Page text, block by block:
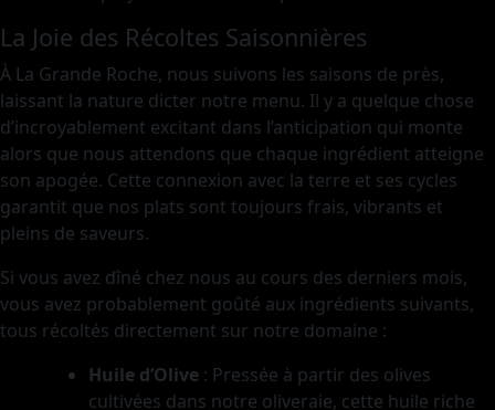
La Joie des Récoltes Saisonnières
À La Grande Roche, nous suivons les saisons de près,
laissant la nature dicter notre menu. Il y a quelque chose
d’incroyablement excitant dans l’anticipation qui monte
alors que nous attendons que chaque ingrédient atteigne
son apogée. Cette connexion avec la terre et ses cycles
garantit que nos plats sont toujours frais, vibrants et
pleins de saveurs.
Si vous avez dîné chez nous au cours des derniers mois,
vous avez probablement goûté aux ingrédients suivants,
tous récoltés directement sur notre domaine :
Huile d’Olive : Pressée à partir des olives
cultivées dans notre oliveraie, cette huile riche